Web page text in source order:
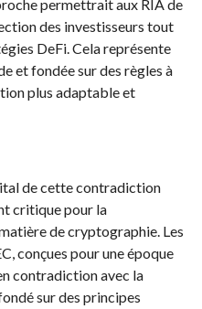
permettrait aux RIA de
des investisseurs tout
DeFi. Cela représente
et fondée sur des règles à
plus adaptable et
de cette contradiction
critique pour la
de cryptographie. Les
conçues pour une époque
contradiction avec la
sur des principes